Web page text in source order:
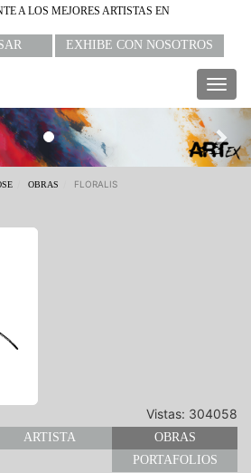
A LOS MEJORES ARTISTAS EN
EXHIBE CON NOSOTROS
OBRAS FLORALIS
Vistas: 304058
ARTISTA
OBRAS
PORTAFOLIOS